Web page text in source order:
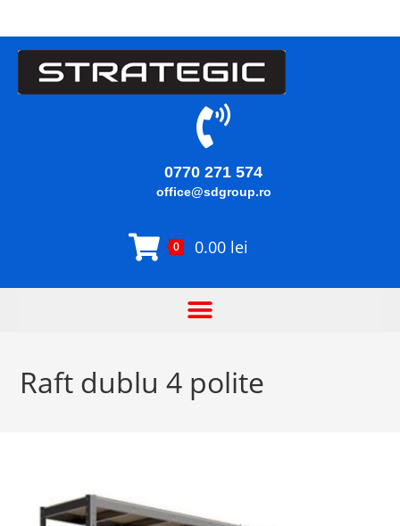
0770 271 574
office@sdgroup.ro
0 0.00 lei
Raft dublu 4 polite